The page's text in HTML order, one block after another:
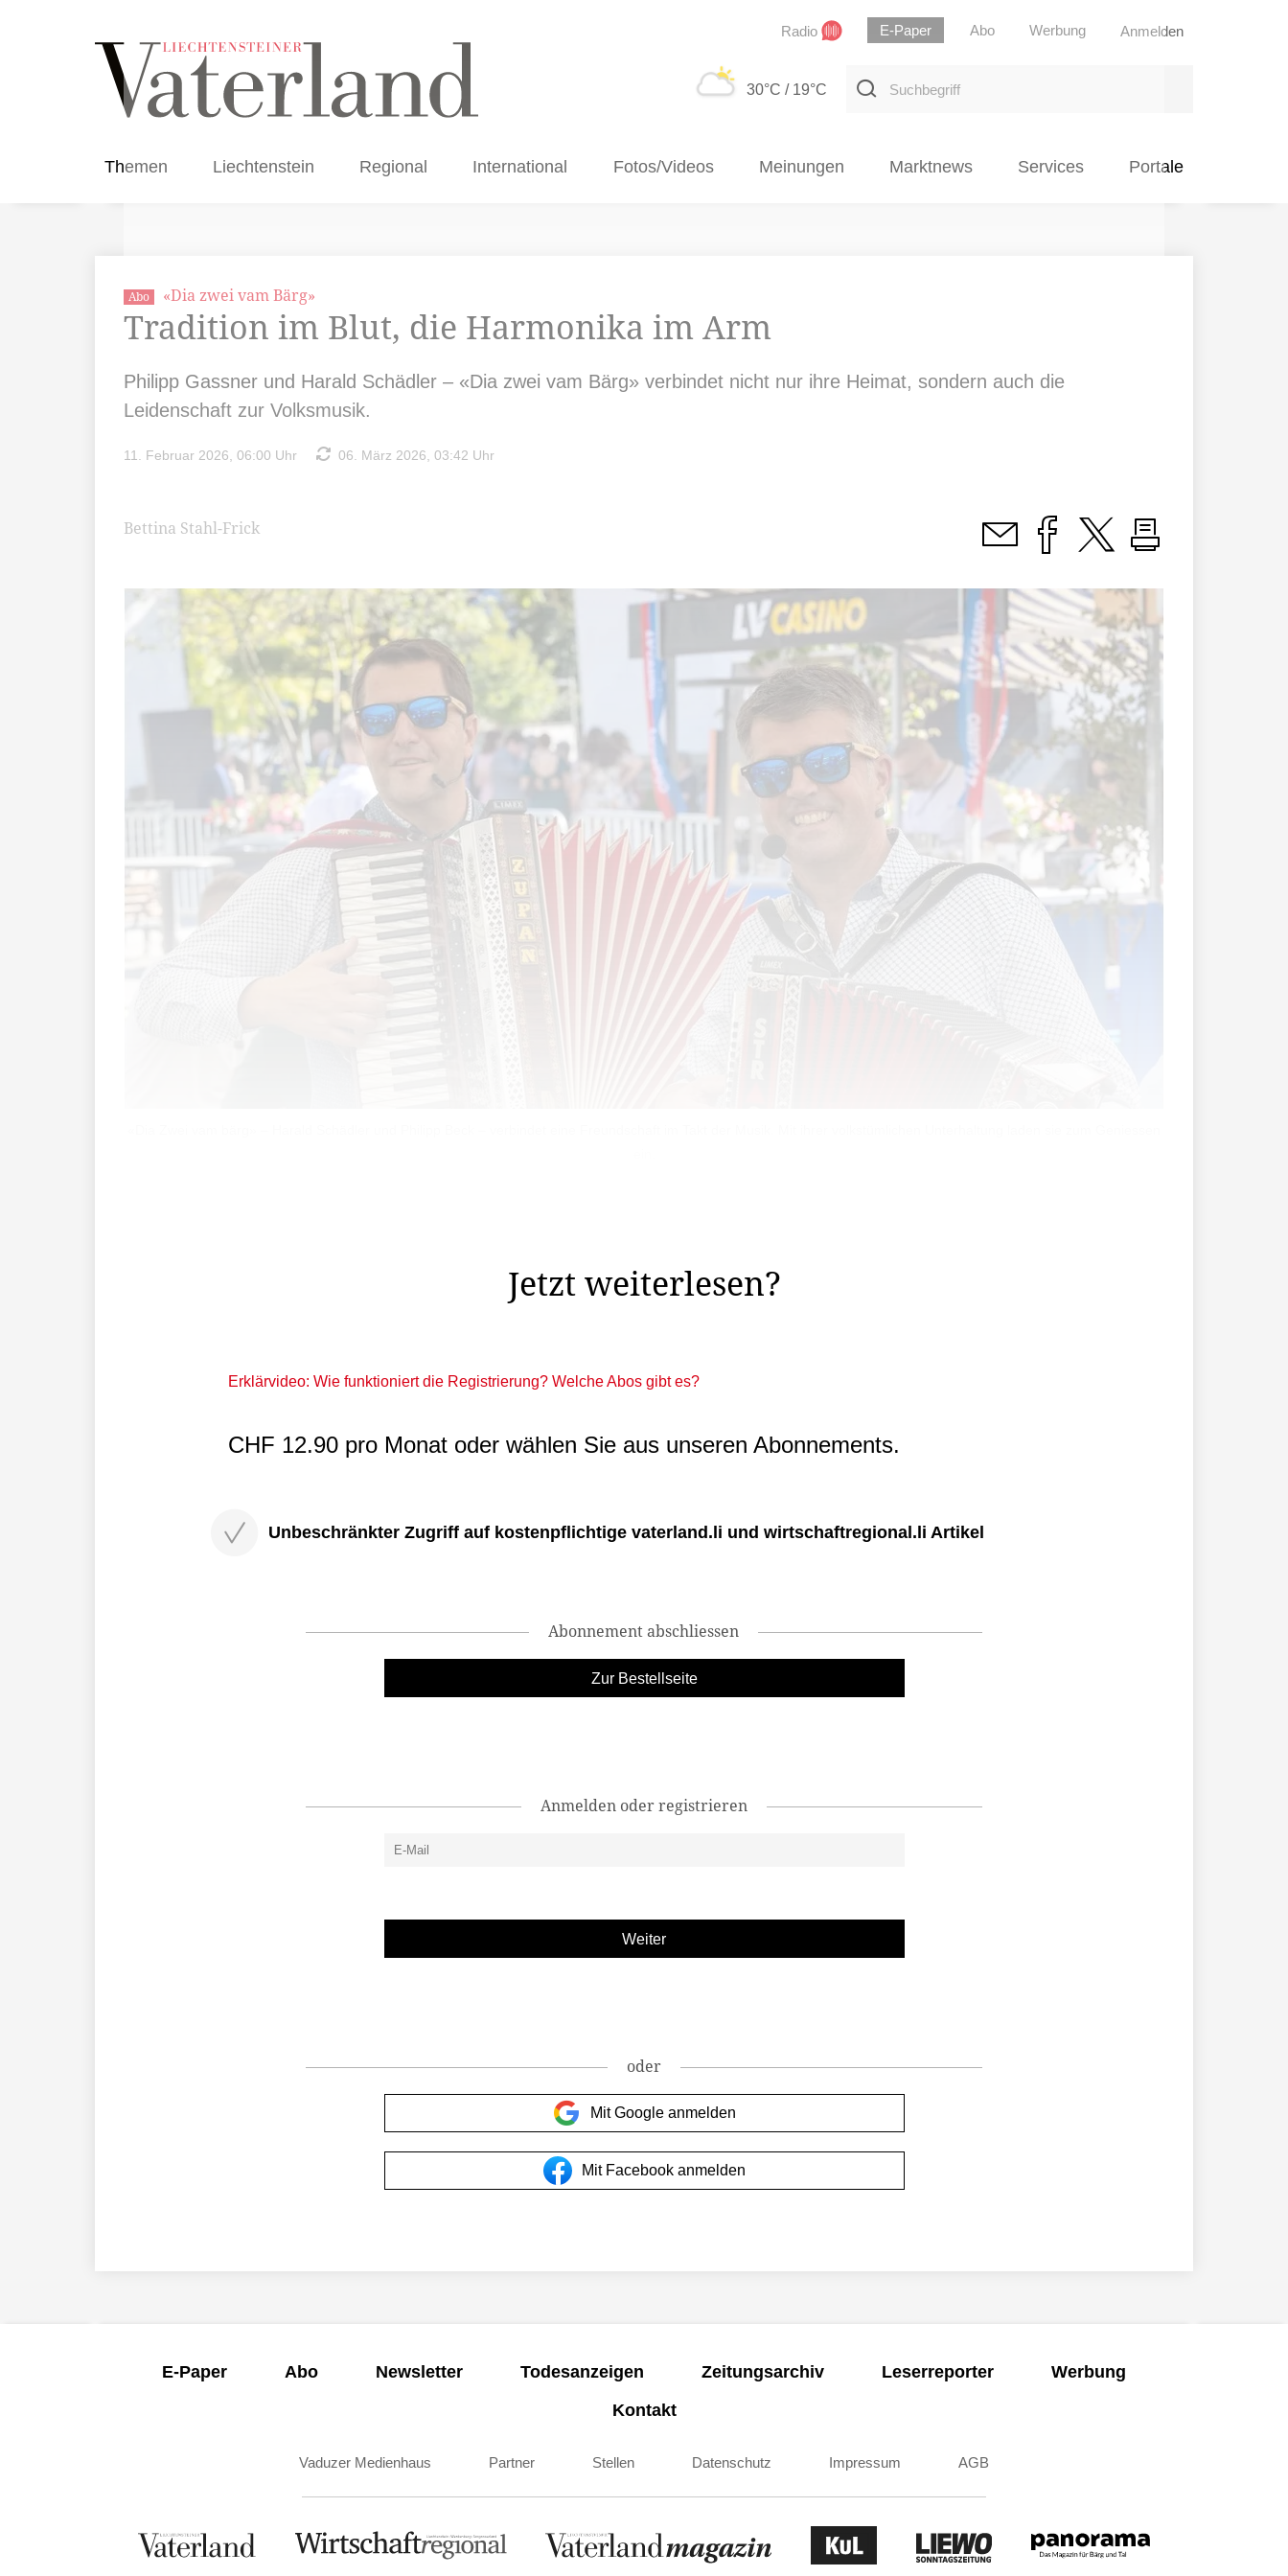
Radio E-Paper Abo Werbung Anmelden
30°C / 19°C
Suchbegriff
Themen Liechtenstein Regional International Fotos/Videos Meinungen Marktnews Services Portale
Abo «Dia zwei vam Bärg»
Tradition im Blut, die Harmonika im Arm
Philipp Gassner und Harald Schädler – «Dia zwei vam Bärg» verbindet nicht nur ihre Heimat, sondern auch die
Leidenschaft zur Volksmusik.
11. Februar 2026, 06:00 Uhr 06. März 2026, 03:42 Uhr
Bettina Stahl-Frick
Jetzt weiterlesen?
Erklärvideo: Wie funktioniert die Registrierung? Welche Abos gibt es?
CHF 12.90 pro Monat oder wählen Sie aus unseren Abonnements.
Unbeschränkter Zugriff auf kostenpflichtige vaterland.li und wirtschaftregional.li Artikel
Abonnement abschliessen
Zur Bestellseite
Anmelden oder registrieren
oder
Mit Google anmelden
Mit Facebook anmelden
E-Paper Abo Newsletter Todesanzeigen Zeitungsarchiv Leserreporter
Werbung
Kontakt
Vaduzer Medienhaus Partner Stellen Datenschutz Impressum AGB